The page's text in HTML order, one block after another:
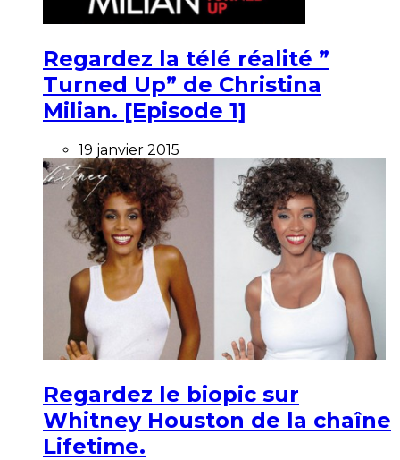
Regardez la télé réalité ”
Turned Up” de Christina
Milian. [Episode 1]
19 janvier 2015
Regardez le biopic sur
Whitney Houston de la chaîne
Lifetime.